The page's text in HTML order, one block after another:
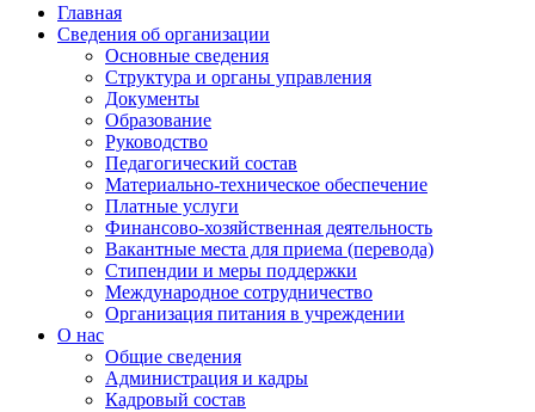
Главная
Сведения об организации
Основные сведения
Структура и органы управления
Документы
Образование
Руководство
Педагогический состав
Материально-техническое обеспечение
Платные услуги
Финансово-хозяйственная деятельность
Вакантные места для приема (перевода)
Стипендии и меры поддержки
Международное сотрудничество
Организация питания в учреждении
О нас
Общие сведения
Администрация и кадры
Кадровый состав